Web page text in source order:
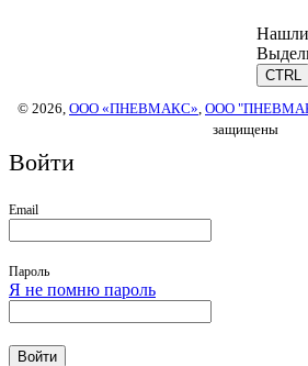
Нашли
CTRL
© 2026, ООО «ПНЕВМАКС» ООО
защищены
Войти
Email
Пароль
Я не помню пароль
Войти